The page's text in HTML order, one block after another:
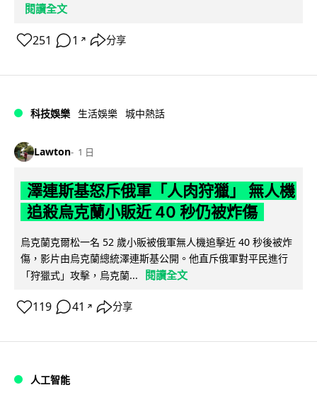
閱讀全文
251 1 ↗ 分享
科技娛樂 生活娛樂 城中熱話
Lawton 1 日
澤連斯基怒斥俄軍「人肉狩獵」 無人機
追殺烏克蘭小販近 40 秒仍被炸傷
烏克蘭克爾松一名 52 歲小販被俄軍無人機追擊近 40 秒後被炸
傷，影片由烏克蘭總統澤連斯基公開。他直斥俄軍對平民進行
「狩獵式」攻擊，烏克蘭...
閱讀全文
119 41 ↗ 分享
人工智能